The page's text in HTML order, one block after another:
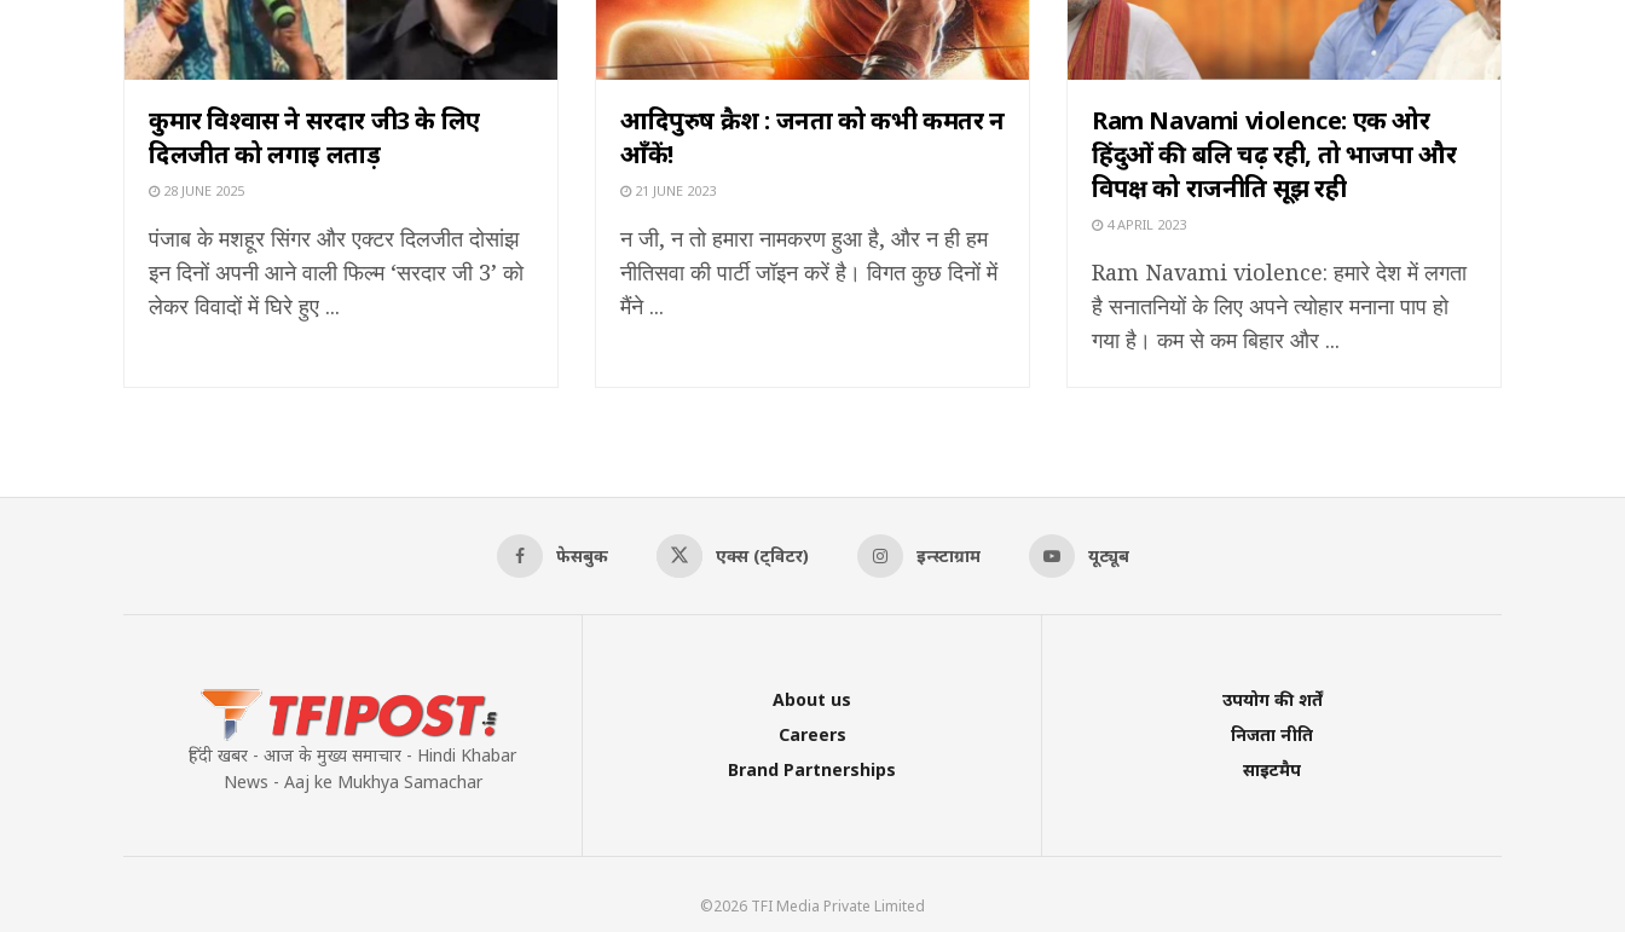
कुमार विश्वास ने सरदार जी3 के लिए
दिलजीत को लगाई लताड़
28 JUNE 2025
पंजाब के मशहूर सिंगर और एक्टर दिलजीत दोसांझ
इन दिनों अपनी आने वाली फिल्म ‘सरदार जी 3’ को
लेकर विवादों में घिरे हुए ...
आदिपुरुष क्रैश : जनता को कभी कमतर न
आँकें!
21 JUNE 2023
न जी, न तो हमारा नामकरण हुआ है, और न ही हम
नीतिसवा की पार्टी जॉइन करें है। विगत कुछ दिनों में
मैंने ...
Ram Navami violence: एक ओर
हिंदुओं की बलि चढ़ रही, तो भाजपा और
विपक्ष को राजनीति सूझ रही
4 APRIL 2023
Ram Navami violence: हमारे देश में लगता
है सनातनियों के लिए अपने त्योहार मनाना पाप हो
गया है। कम से कम बिहार और ...
फेसबुक एक्स (ट्विटर) इन्स्टाग्राम यूट्यूब
हिंदी खबर - आज के मुख्य समाचार - Hindi Khabar
News - Aaj ke Mukhya Samachar
About us
Careers
Brand Partnerships
उपयोग की शर्तें
निजता नीति
साइटमैप
©2026 TFI Media Private Limited